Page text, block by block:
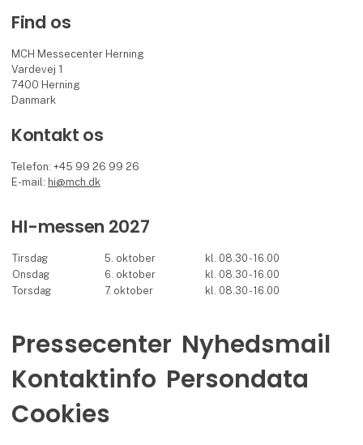
Find os
MCH Messecenter Herning
Vardevej 1
7400 Herning
Danmark
Kontakt os
Telefon: +45 99 26 99 26
E-mail: hi@mch.dk
HI-messen 2027
Tirsdag 5. oktober
kl. 08.30 - 16.00
Onsdag
6. oktober
kl. 08.30 - 16.00
Torsdag
7. oktober kl. 08.30 - 16.00
Pressecenter Nyhedsmail
Kontaktinfo Persondata
Cookies